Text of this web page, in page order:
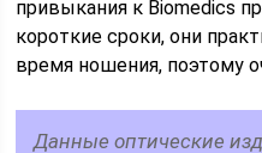
привыкания к Biomedics
короткие сроки, они
время ношения, поэтому
Данные оптические